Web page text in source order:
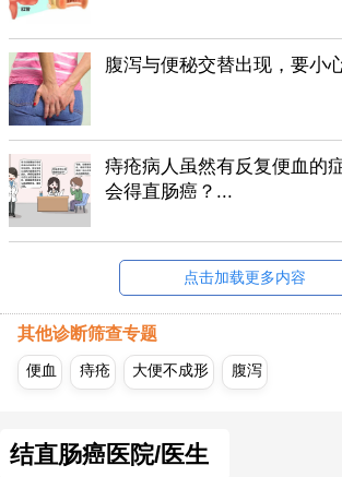
腹泻与便秘交替出现，要小
痔疮病人虽然有反复便血的
会得直肠癌？...
点击加载更多内容
其他诊断筛查专题
便血 痔疮 大便不成形 腹泻
结直肠癌医院/医生